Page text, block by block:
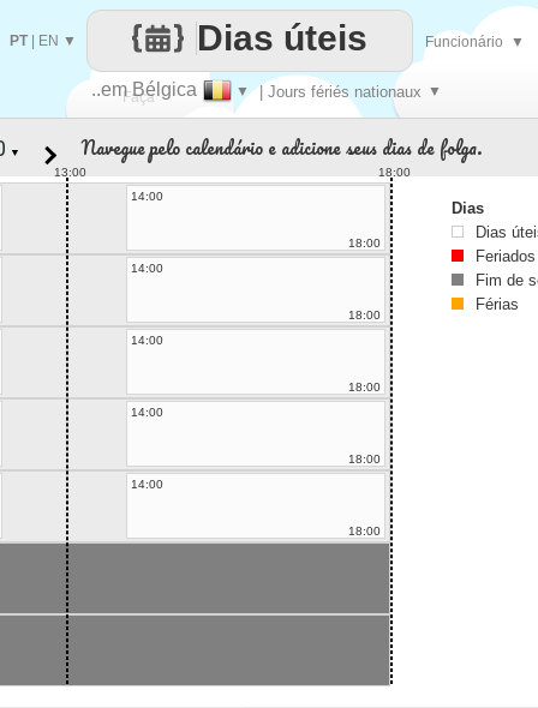
Faça
..em Bélgica ▼ | Jours fériés nationaux ▼
Dias úteis
PT| EN ▼ Funcionário ▼
▼ Navegue pelo calendário e adicione seus dias de folga.
13:00
18:00
14:00
18:00
14:00
18:00
14:00
18:00
14:00
18:00
14:00
18:00
Dias
Dias
Feriados
Fim de
Férias